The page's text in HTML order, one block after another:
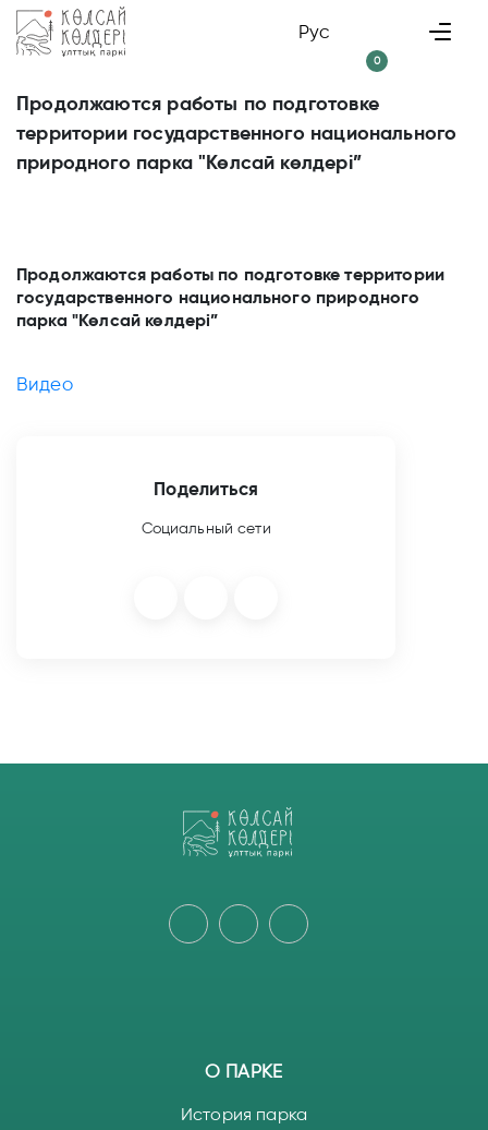
Рус
0
Продолжаются работы по подготовке
территории государственного национального
природного парка "Көлсай көлдері”
Поделиться
Социальный сети
Продолжаются работы по подготовке территории
государственного национального природного
парка "Көлсай көлдері”
Видео
О ПАРКЕ
История парка